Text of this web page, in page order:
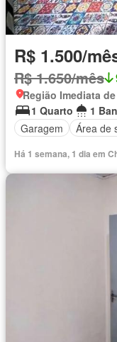
R$ 1.500/
R$ 1.650/mês
1 Quarto
1
Garagem
Área de
Há 1 semana, 1 dia em